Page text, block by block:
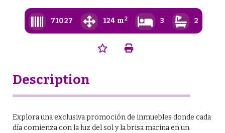
71027 124 m2 3 2
Description
Explora una exclusiva promoción de inmuebles donde cada
día comienza con la luz del sol y la brisa marina en un